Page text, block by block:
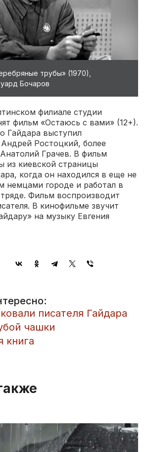
трубы» (1970),
Бочаров
филиале студии
фильм «Остаюсь с вами» (12+).
Гайдара выступил
Ростоцкий, более
Грачев. В фильм
из киевской страницы
когда он находился в еще не
немцами городе и работал в
Фильм воспроизводит
В кинофильме звучит
на музыку Евгения
писателя Гайдара
чашки
книга